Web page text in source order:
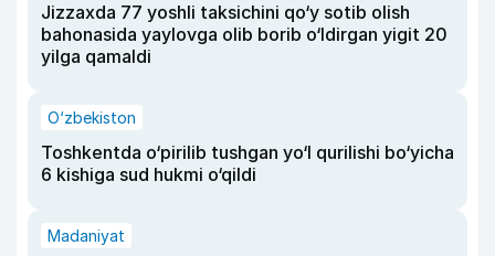
Jizzaxda 77 yoshli taksichini qo‘y sotib olish
bahonasida yaylovga olib borib o‘ldirgan yigit 20
yilga qamaldi
O‘zbekiston
Toshkentda o‘pirilib tushgan yo‘l qurilishi bo‘yicha
6 kishiga sud hukmi o‘qildi
Madaniyat